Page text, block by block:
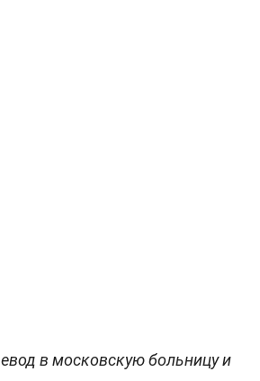
в московскую больницу и